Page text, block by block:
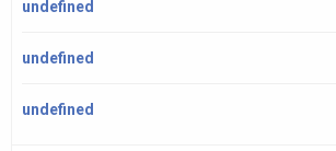
undefined
undefined
undefined